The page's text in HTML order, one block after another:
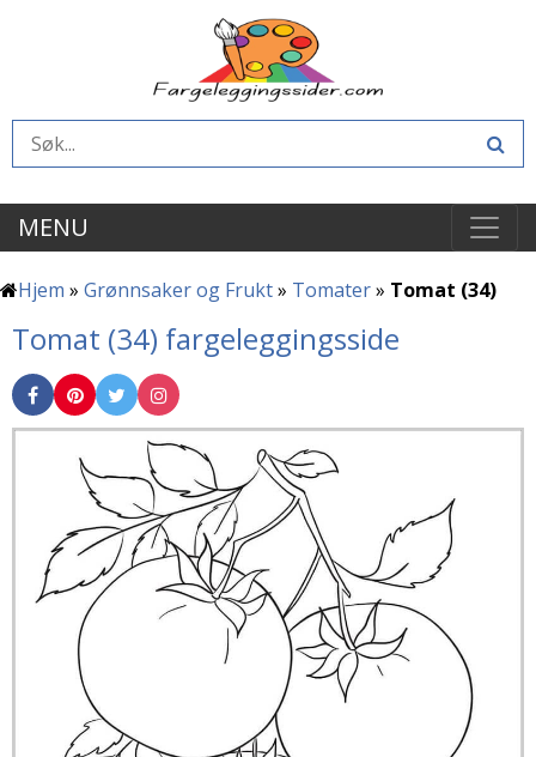
MENU
Hjem » Grønnsaker og Frukt» Tomater» Tomat (34)
Tomat (34) fargeleggingsside